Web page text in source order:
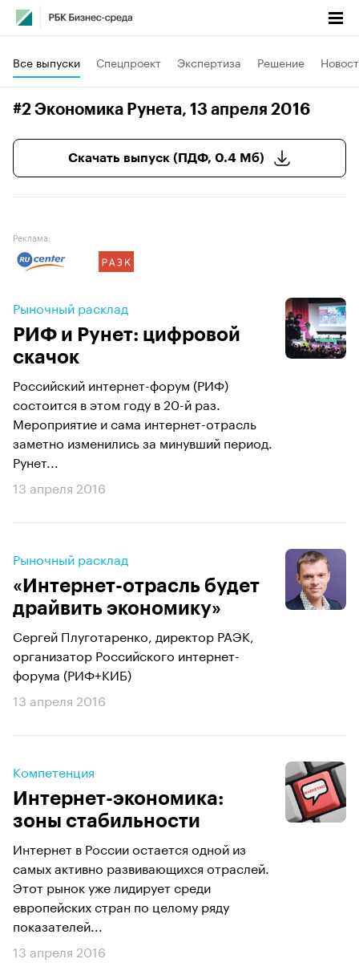
Все выпуски Спецпроект Экспертиза Решение
#2 Экономика Рунета, 13 апреля 2016
Скачать выпуск (ПДФ, 0.4 Мб)
Реклама:
Рыночный расклад
РИФ и Рунет: цифровой
скачок
Российский интернет-форум (РИФ)
состоится в этом году в 20-й раз.
Мероприятие и сама интернет-отрасль
заметно изменились за минувший период.
Рунет...
13 апреля 2016
Рыночный расклад
«Интернет-отрасль будет
драйвить экономику»
Сергей Плуготаренко, директор РАЭК,
организатор Российского интернет-
форума (РИФ+КИБ)
13 апреля 2016
Компетенция
Интернет-экономика:
зоны стабильности
Интернет в России остается одной из
самых активно развивающихся отраслей.
Этот рынок уже лидирует среди
европейских стран по целому ряду
показателей...
13 апреля 2016